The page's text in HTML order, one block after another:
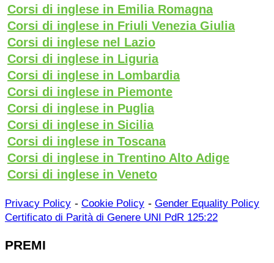
Corsi di inglese in Emilia Romagna
Corsi di inglese in Friuli Venezia Giulia
Corsi di inglese nel Lazio
Corsi di inglese in Liguria
Corsi di inglese in Lombardia
Corsi di inglese in Piemonte
Corsi di inglese in Puglia
Corsi di inglese in Sicilia
Corsi di inglese in Toscana
Corsi di inglese in Trentino Alto Adige
Corsi di inglese in Veneto
Privacy Policy - Cookie Policy - Gender Equality Policy
Certificato di Parità di Genere UNI PdR 125:22
PREMI